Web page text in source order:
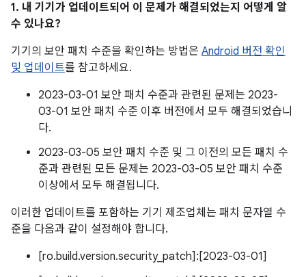
1. 내 기기가 업데이트되어 이 문제가 해결되었는지 어떻게 알
수 있나요?
기기의 보안 패치 수준을 확인하는 방법은 Android 버전 확인
및 업데이트를 참고하세요.
2023-03-01 보안 패치 수준과 관련된 문제는 2023-
03-01 보안 패치 수준 이후 버전에서 모두 해결되었습니
다.
2023-03-05 보안 패치 수준 및 그 이전의 모든 패치 수
준과 관련된 모든 문제는 2023-03-05 보안 패치 수준
이상에서 모두 해결됩니다.
이러한 업데이트를 포함하는 기기 제조업체는 패치 문자열 수
준을 다음과 같이 설정해야 합니다.
[ro.build.version.security_patch]:[2023-03-01]